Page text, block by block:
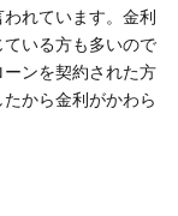
れています。金利
いる方も多いので
ンを契約された方
から金利がかわら